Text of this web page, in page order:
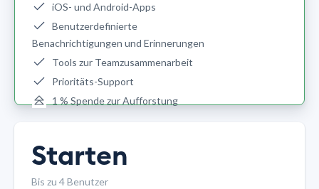
iOS- und Android-Apps
Benutzerdefinierte
Benachrichtigungen und Erinnerungen
Tools zur Teamzusammenarbeit
Prioritäts-Support
1 % Spende zur Aufforstung
Starten
Bis zu 4 Benutzer